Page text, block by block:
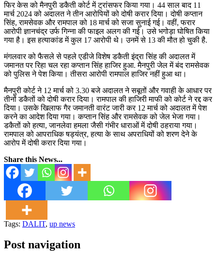
फिर केस को मैनपुरी डकैती कोर्ट में ट्रांसफर किया गया। 44 साल बाद 11
मार्च 2024 को अदालत ने तीन आरोपियों को दोषी करार दिया। दोषी कप्तान
सिंह, रामसेवक और रामपाल को 18 मार्च को सजा सुनाई गई। वहीं, फरार
आरोपी ज्ञानचंद्र उर्फ गिन्ना की फाइल अलग की गई। उसे भगोड़ा घोषित किया
गया है। इस हत्याकांड में कुल 17 आरोपी थे। उनमें से 13 की मौत हो चुकी है.
मंगलवार को फैसले से पहले एडीजे विशेष डकैती इंद्रा सिंह की अदालत में
जमानत पर रिहा चल रहा कप्तान सिंह हाजिर हुआ. मैनपुरी जेल में बंद रामसेवक
को पुलिस ने पेश किया। तीसरा आरोपी रामपाल हाजिर नहीं हुआ था।
मैनपुरी कोर्ट ने 12 मार्च को 3.30 बजे अदालत ने सबूतों और गवाही के आधार पर
तीनों डकैतों को दोषी करार दिया। रामपाल की हाजिरी माफी को कोर्ट ने रद्द कर
दिया। उसके खिलाफ गैर जमानती वारंट जारी कर 12 मार्च को अदालत में पेश
करने का आदेश दिया गया। कप्तान सिंह और रामसेवक को जेल भेजा गया।
डकैतों को हत्या, जानलेवा हमला जैसी गंभीर धाराओं में दोषी ठहराया गया।
रामपाल को आपराधिक षड्यंत्र, हत्या के साथ अपराधियों को शरण देने के
आरोप में दोषी करार दिया गया।
Share this News...
Tags: DALIT, up news
Post navigation